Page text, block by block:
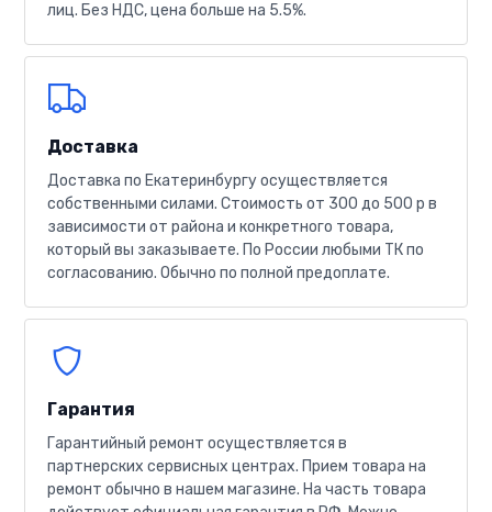
лиц. Без НДС, цена больше на 5.5%.
Доставка
Доставка по Екатеринбургу осуществляется
собственными силами. Стоимость от 300 до 500 р в
зависимости от района и конкретного товара,
который вы заказываете. По России любыми ТК по
согласованию. Обычно по полной предоплате.
Гарантия
Гарантийный ремонт осуществляется в
партнерских сервисных центрах. Прием товара на
ремонт обычно в нашем магазине. На часть товара